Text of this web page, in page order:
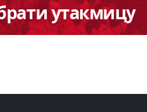
утакмицу